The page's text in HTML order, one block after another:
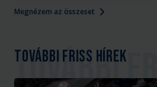
Megnézem az összeset
További friss hírek